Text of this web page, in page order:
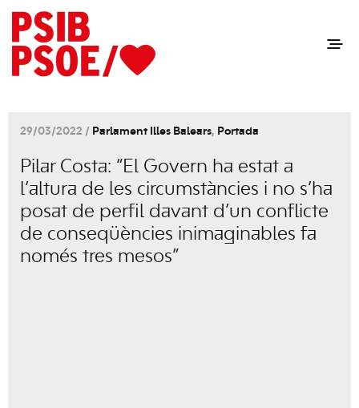
29/03/2022 / Parlament Illes Balears, Portada
Pilar Costa: “El Govern ha estat a
l’altura de les circumstàncies i no s’ha
posat de perfil davant d’un conflicte
de conseqüències inimaginables fa
només tres mesos”